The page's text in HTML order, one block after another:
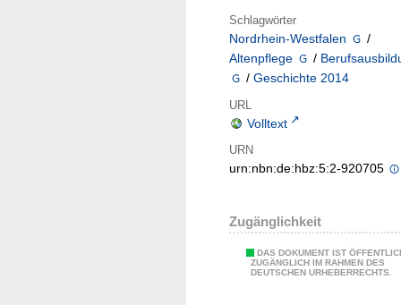
Schlagwörter
Nordrhein-Westfalen
/
Altenpflege
/
/ Geschichte 2014
URL
Volltext
URN
urn:nbn:de:hbz:5:2-920705
Zugänglichkeit
DAS DOKUMENT IST
ZUGÄNGLICH IM RAHMEN DES
DEUTSCHEN URHEBERRECHTS.